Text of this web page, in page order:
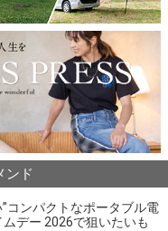
ンド
コンパクトなポータブル電
デー 2026で狙いたいも